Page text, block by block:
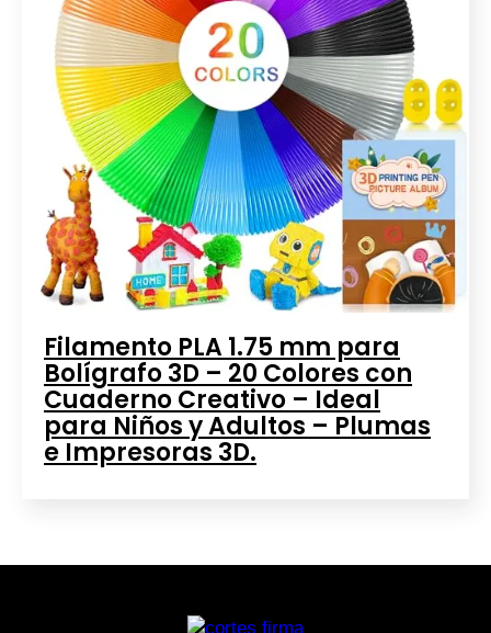
Filamento PLA 1.75 mm para
Bolígrafo 3D – 20 Colores con
Cuaderno Creativo – Ideal
para Niños y Adultos – Plumas
e Impresoras 3D.